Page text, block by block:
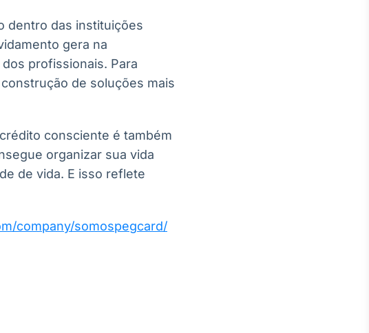
dentro das instituições
gera na
profissionais. Para
de soluções mais
consciente é também
organizar sua vida
de vida. E isso reflete
company/somospegcard/